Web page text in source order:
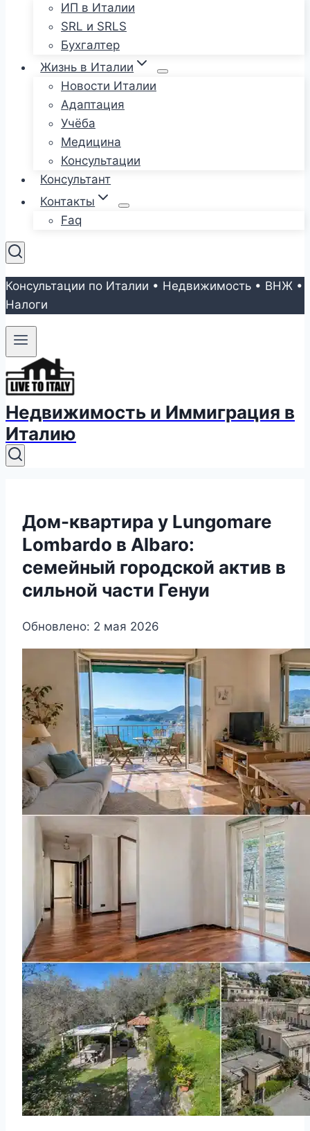
ИП в Италии
SRL и SRLS
Бухгалтер
Жизнь в Италии
Новости Италии
Адаптация
Учёба
Медицина
Консультации
Консультант
Контакты
Faq
Консультации по Италии • Недвижимость • ВНЖ •
Налоги
Недвижимость и Иммиграция в
Италию
Дом-квартира у Lungomare
Lombardo в Albaro:
семейный городской актив в
сильной части Генуи
Обновлено: 2 мая 2026